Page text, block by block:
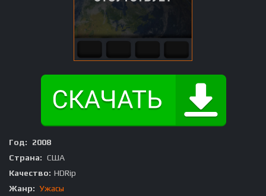
Год:
2008
Страна: США
Качество: HDRip
Жанр: Ужасы